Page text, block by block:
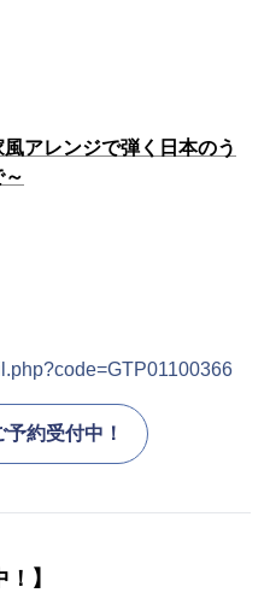
アレンジで弾く日本のう
約受付中！
】